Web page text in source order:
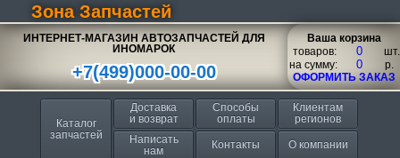
Зона Запчастей
ИНТЕРНЕТ-МАГАЗИН АВТОЗАПЧАСТЕЙ ДЛЯ
ИНОМАРОК
+7(499)000-00-00
Ваша корзина
товаров:
шт.
на сумму:
p.
ОФОРМИТЬ ЗАКАЗ
Каталог
запчастей
Доставка
и возврат
Способы
оплаты
Клиентам
регионов
Написать
нам
Контакты О компании